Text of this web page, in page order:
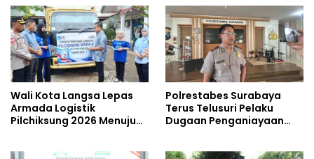
Wali Kota Langsa Lepas
Armada Logistik
Pilchiksung 2026 Menuju
Polrestabes Surabaya
Terus Telusuri Pelaku
Dugaan Penganiayaan